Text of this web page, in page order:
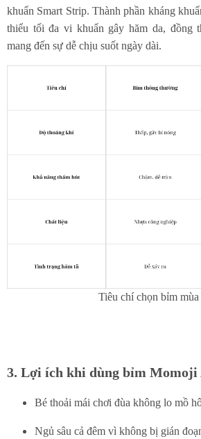
khuẩn Smart Strip. Thành phần kháng
thiểu tối đa vi khuẩn gây hăm da, đồng
mang đến sự dễ chịu suốt ngày dài.
Tiêu chí chọn bỉm mùa
3. Lợi ích khi dùng bỉm Momoji
Bé thoải mái chơi đùa không lo mồ
Ngủ sâu cả đêm vì không bị gián